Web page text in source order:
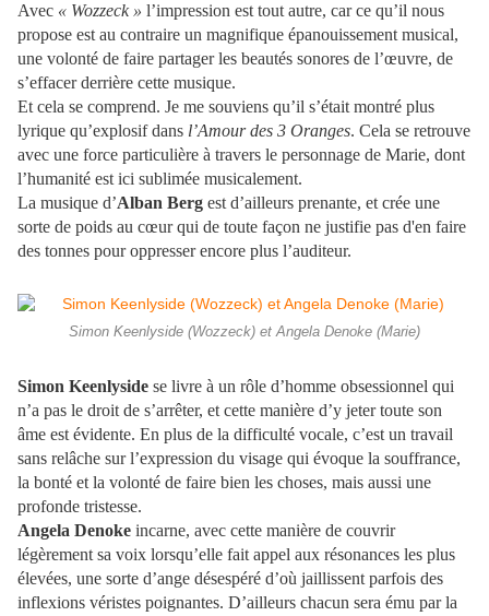
Avec « Wozzeck » l’impression est tout autre, car ce qu’il nous
propose est au contraire un magnifique épanouissement musical,
une volonté de faire partager les beautés sonores de l’œuvre, de
s’effacer derrière cette musique.
Et cela se comprend. Je me souviens qu’il s’était montré plus
lyrique qu’explosif dans l’Amour des 3 Oranges. Cela se retrouve
avec une force particulière à travers le personnage de Marie, dont
l’humanité est ici sublimée musicalement.
La musique d’Alban Berg est d’ailleurs prenante, et crée une
sorte de poids au cœur qui de toute façon ne justifie pas d'en faire
des tonnes pour oppresser encore plus l’auditeur.
Simon Keenlyside (Wozzeck) et Angela Denoke (Marie)
Simon Keenlyside se livre à un rôle d’homme obsessionnel qui
n’a pas le droit de s’arrêter, et cette manière d’y jeter toute son
âme est évidente. En plus de la difficulté vocale, c’est un travail
sans relâche sur l’expression du visage qui évoque la souffrance,
la bonté et la volonté de faire bien les choses, mais aussi une
profonde tristesse.
Angela Denoke incarne, avec cette manière de couvrir
légèrement sa voix lorsqu’elle fait appel aux résonances les plus
élevées, une sorte d’ange désespéré d’où jaillissent parfois des
inflexions véristes poignantes. D’ailleurs chacun sera ému par la